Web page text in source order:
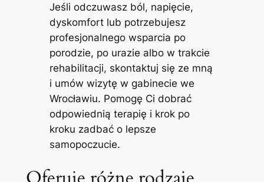
Jeśli odczuwasz ból, napięcie,
dyskomfort lub potrzebujesz
profesjonalnego wsparcia po
porodzie, po urazie albo w trakcie
rehabilitacji, skontaktuj się ze mną
i umów wizytę w gabinecie we
Wrocławiu. Pomogę Ci dobrać
odpowiednią terapię i krok po
kroku zadbać o lepsze
samopoczucie.